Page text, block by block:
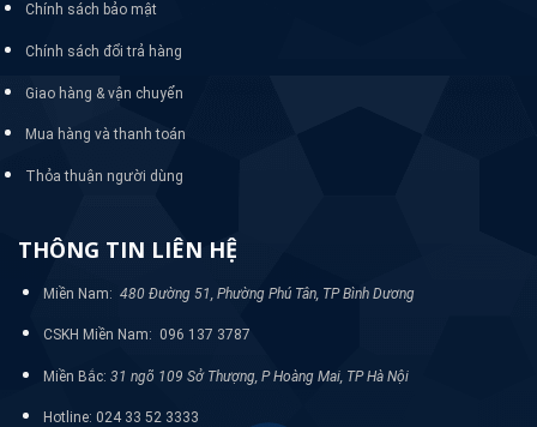
Chính sách bảo mật
Chính sách đổi trả hàng
Giao hàng & vận chuyển
Mua hàng và thanh toán
Thỏa thuận người dùng
THÔNG TIN LIÊN HỆ
Miền Nam: 480 Đường 51, Phường Phú Tân, TP Bình Dương
CSKH Miền Nam: 096 137 3787
Miền Bắc: 31 ngõ 109 Sở Thượng, P Hoàng Mai, TP Hà Nội
Hotline: 024 33 52 3333